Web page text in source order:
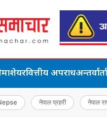
शेयरवित्तीय अपराधअन्तर्वार्ता
नेपाल प्रहरी नेपाल